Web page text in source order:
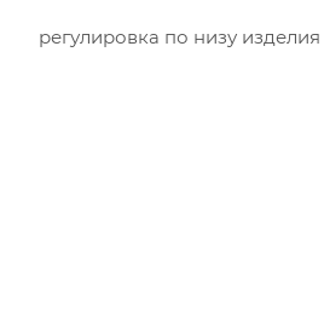
регулировка по низу изделия